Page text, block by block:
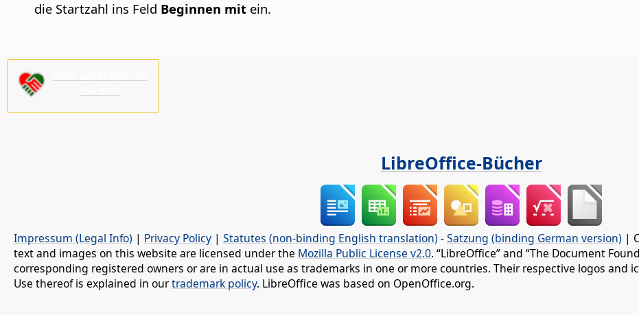
die Startzahl ins Feld Beginnen mit ein.
LibreOffice-Bücher
Impressum (Legal Info) | Privacy Policy | Statutes (non-binding English translation) -Satzung (binding German version) |
text and images on this website are licensed under the Mozilla Public License v2.0. “LibreOffice” and “The Document
corresponding registered owners or are in actual use as trademarks in one or more countries. Their respective logos and
Use thereof is explained in ourtrademark policy. LibreOffice was based on OpenOffice.org.